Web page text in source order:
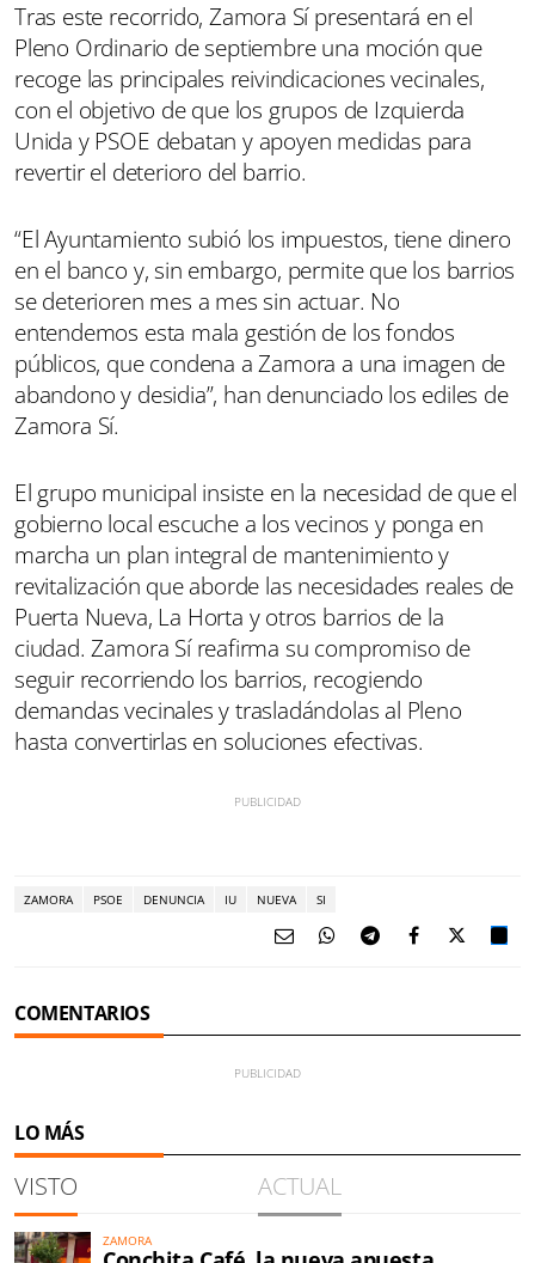
Tras este recorrido, Zamora Sí presentará en el
Pleno Ordinario de septiembre una moción que
recoge las principales reivindicaciones vecinales,
con el objetivo de que los grupos de Izquierda
Unida y PSOE debatan y apoyen medidas para
revertir el deterioro del barrio.
“El Ayuntamiento subió los impuestos, tiene dinero
en el banco y, sin embargo, permite que los barrios
se deterioren mes a mes sin actuar. No
entendemos esta mala gestión de los fondos
públicos, que condena a Zamora a una imagen de
abandono y desidia”, han denunciado los ediles de
Zamora Sí.
El grupo municipal insiste en la necesidad de que el
gobierno local escuche a los vecinos y ponga en
marcha un plan integral de mantenimiento y
revitalización que aborde las necesidades reales de
Puerta Nueva, La Horta y otros barrios de la
ciudad. Zamora Sí reafirma su compromiso de
seguir recorriendo los barrios, recogiendo
demandas vecinales y trasladándolas al Pleno
hasta convertirlas en soluciones efectivas.
ZAMORA PSOE DENUNCIA IU NUEVA SI
COMENTARIOS
LO MÁS
VISTO ACTUAL
ZAMORA